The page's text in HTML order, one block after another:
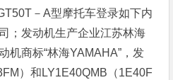
－A型摩托车登录如下内
；发动机生产企业江苏林海
机商标“林海YAMAHA”，发
）和LY1E40QMB（1E40F